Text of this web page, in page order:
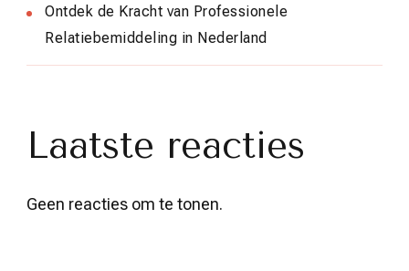
Ontdek de Kracht van Professionele
Relatiebemiddeling in Nederland
Laatste reacties
Geen reacties om te tonen.